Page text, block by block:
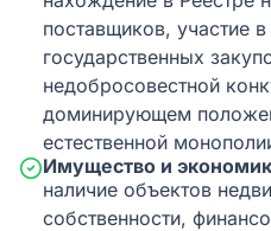
поставщиков, участие
государственных
недобросовестной
доминирующем
естественной
Имущество и
наличие объектов
собственности,